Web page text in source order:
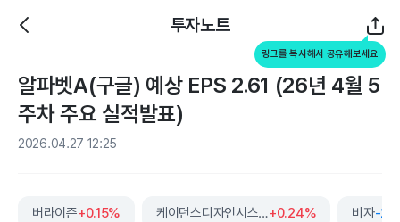
투자노트
링크를 복사해서 공유해보세요
알파벳A(구글) 예상 EPS 2.61 (26년 4월 5
주차 주요 실적발표)
2026.04.27 12:25
버라이즌+0.15% 케이던스디자인시스템즈+0.24% 비자-